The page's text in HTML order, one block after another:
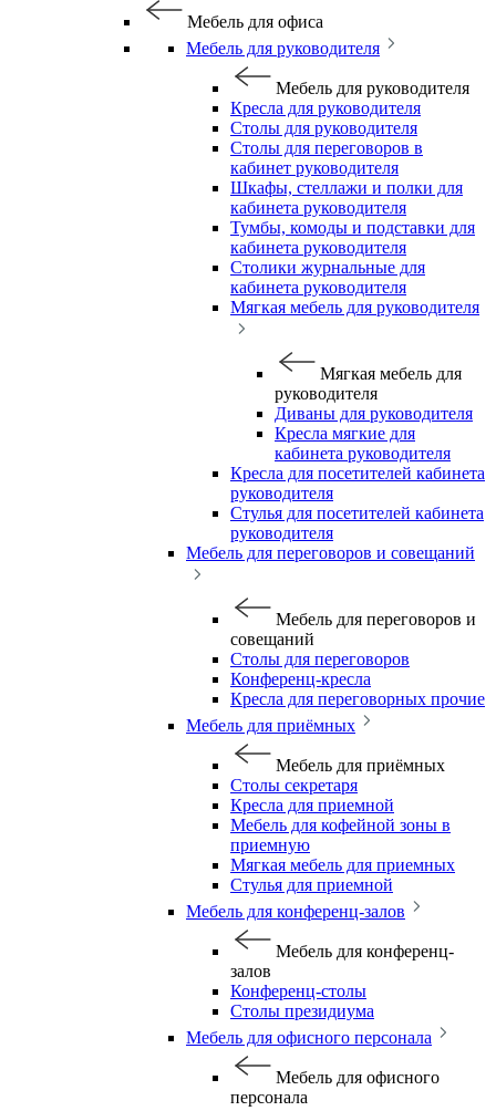
Мебель для офиса
Мебель для руководителя
Мебель для руководителя
Кресла для руководителя
Столы для руководителя
Столы для переговоров в
кабинет руководителя
Шкафы, стеллажи и полки для
кабинета руководителя
Тумбы, комоды и подставки для
кабинета руководителя
Столики журнальные для
кабинета руководителя
Мягкая мебель для руководителя
Мягкая мебель для
руководителя
Диваны для руководителя
Кресла мягкие для
кабинета руководителя
Кресла для посетителей кабинета
руководителя
Стулья для посетителей кабинета
руководителя
Мебель для переговоров и совещаний
Мебель для переговоров и
совещаний
Столы для переговоров
Конференц-кресла
Кресла для переговорных прочие
Мебель для приёмных
Мебель для приёмных
Столы секретаря
Кресла для приемной
Мебель для кофейной зоны в
приемную
Мягкая мебель для приемных
Стулья для приемной
Мебель для конференц-залов
Мебель для конференц-
залов
Конференц-столы
Столы президиума
Мебель для офисного персонала
Мебель для офисного
персонала